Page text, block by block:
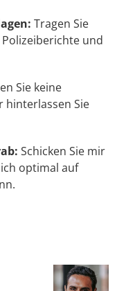
Tragen Sie
und
Sie keine
hinterlassen Sie
Schicken Sie mir
optimal auf